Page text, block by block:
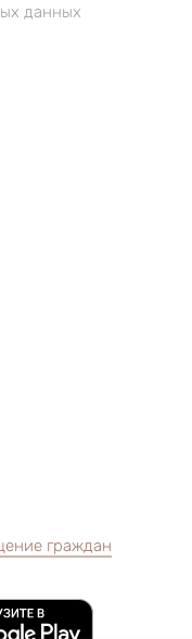
данных
граждан